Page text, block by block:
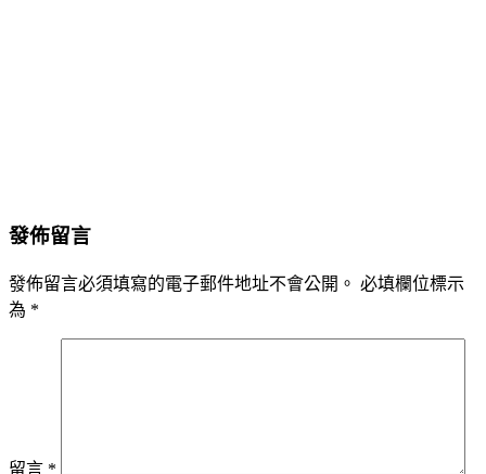
發佈留言
發佈留言必須填寫的電子郵件地址不會公開。 必填欄位標示
為 *
留言 *